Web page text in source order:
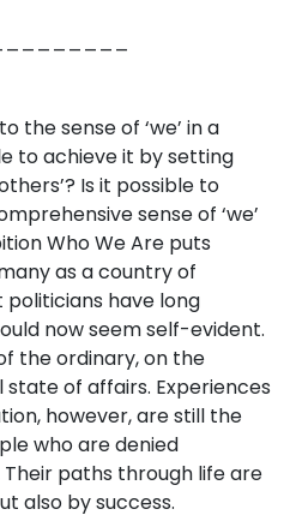
the sense of ‘we’ in a
to achieve it by setting
Is it possible to
sense of ‘we’
Who We Are puts
as a country of
have long
now seem self-evident.
the ordinary, on the
of affairs. Experiences
however, are still the
who are denied
Their paths through life are
also by success.